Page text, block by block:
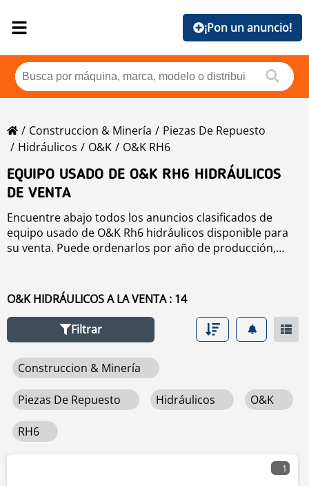
¡Pon un anuncio!
Construccion & Minería
Piezas De Repuesto
Hidráulicos
O&K
O&K RH6
EQUIPO USADO DE O&K RH6 HIDRÁULICOS
DE VENTA
Encuentre abajo todos los anuncios clasificados de
equipo usado de O&K Rh6 hidráulicos disponible para
su venta. Puede ordenarlos por año de producción,
izquierda.
O&K HIDRÁULICOS A LA VENTA : 14
Filtrar
Construccion & Minería
Piezas De Repuesto Hidráulicos O&K
RH6
1